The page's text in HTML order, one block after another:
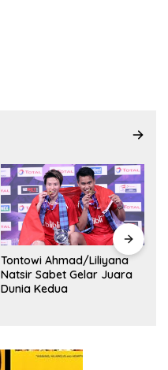
Tontowi Ahmad/Liliyana
Natsir Sabet Gelar Juara
Dunia Kedua